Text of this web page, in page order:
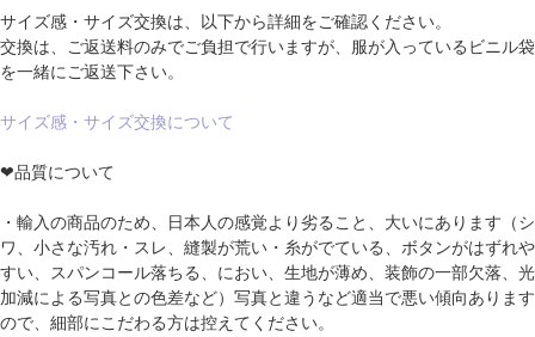
サイズ感・サイズ交換は、以下から詳細をご確認ください。
交換は、ご返送料のみでご負担で行いますが、服が入っているビニル袋
を一緒にご返送下さい。
サイズ感・サイズ交換について
❤品質について
・輸入の商品のため、日本人の感覚より劣ること、大いにあります（シ
ワ、小さな汚れ・スレ、縫製が荒い・糸がでている、ボタンがはずれや
すい、スパンコール落ちる、におい、生地が薄め、装飾の一部欠落、光
加減による写真との色差など）写真と違うなど適当で悪い傾向あります
ので、細部にこだわる方は控えてください。